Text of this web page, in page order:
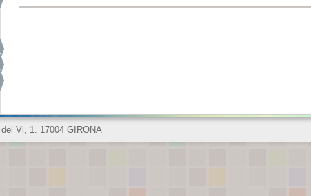
del Vi, 1. 17004 GIRONA